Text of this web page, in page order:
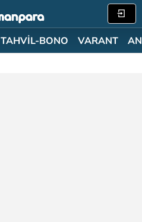
TAHVİL-BONO VARANT